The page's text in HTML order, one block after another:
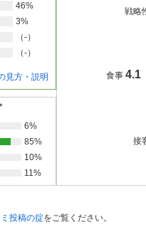
46%
3%
（-）
（-）
見方・説明
6%
85%
10%
11%
接
食事 4.1
戦略
投稿の掟をご覧ください。